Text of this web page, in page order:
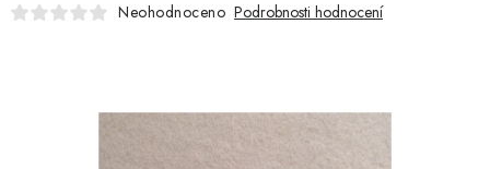
PLACKY A MAGNETKY
KVĚTINY A LISTY
Neohodnoceno Podrobnosti hodnocení